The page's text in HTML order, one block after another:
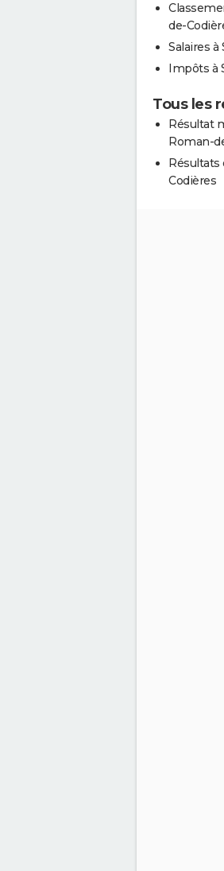
de-
Salaires
Impôts à
Tous les
Résultat
Roman-
Résultats
Codières